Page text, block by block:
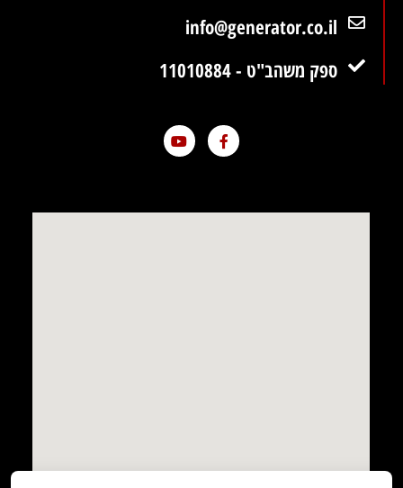
info@generator.co.il
ספק משהב"ט - 11010884